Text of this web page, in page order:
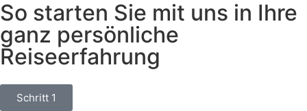
So starten Sie mit uns in Ihre
ganz persönliche
Reiseerfahrung
Schritt 1